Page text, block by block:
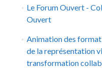
Le Forum Ouvert -
Ouvert
Animation des
de la représentation
transformation